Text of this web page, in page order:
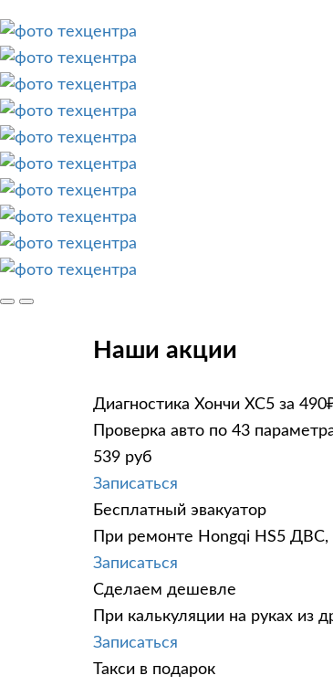
Наши акции
Диагностика Хончи ХС5 за
Проверка авто по 43
539 руб
Записаться
Бесплатный эвакуатор
При ремонте Hongqi HS5 ДВС,
Записаться
Сделаем дешевле
При калькуляции на руках из
Записаться
Такси в подарок